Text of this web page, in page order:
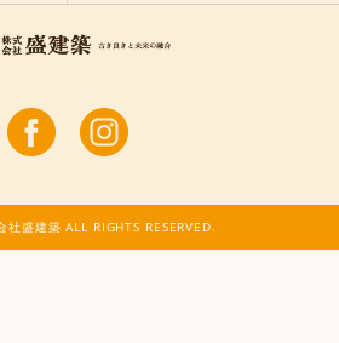
盛建築 ALL RIGHTS RESERVED.